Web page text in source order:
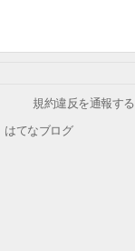
規約違反を通報する
はてなブログ